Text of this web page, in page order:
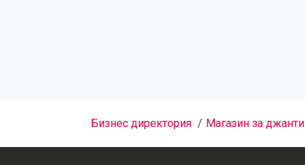
Бизнес директория Магазин за джанти